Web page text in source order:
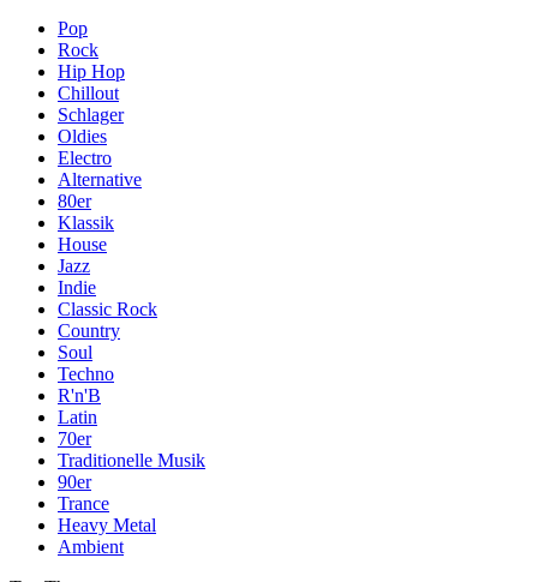
Pop
Rock
Hip Hop
Chillout
Schlager
Oldies
Electro
Alternative
80er
Klassik
House
Jazz
Indie
Classic Rock
Country
Soul
Techno
R'n'B
Latin
70er
Traditionelle Musik
90er
Trance
Heavy Metal
Ambient